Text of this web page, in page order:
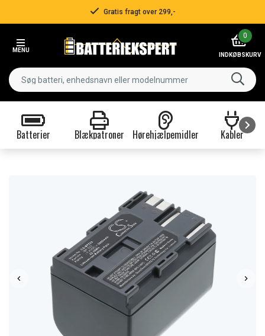
Gratis fragt over 299,-
MENU
0
INDKØBSKURV
Batterier Blækpatroner Hørehjælpemidler Kabler